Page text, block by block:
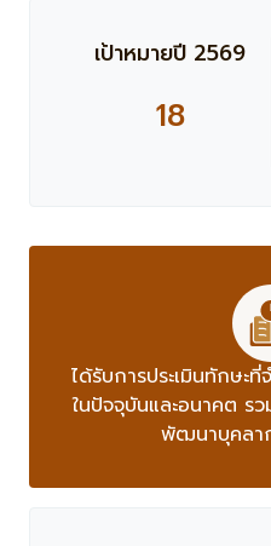
เป้าหมายปี 2569
18
ได้รับการประเมินทักษะ
ในปัจจุบันและอนาคต ร
พัฒนาบุคลา